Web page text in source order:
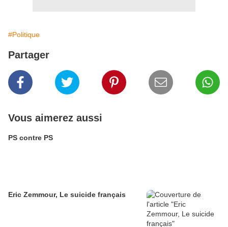
#Politique
Partager
Vous aimerez aussi
PS contre PS
Eric Zemmour, Le suicide français